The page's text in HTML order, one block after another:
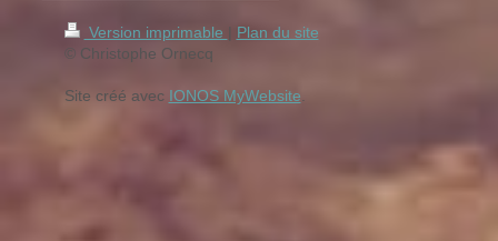
Version imprimable | Plan du site
© Christophe Ornecq
Site créé avec IONOS MyWebsite.